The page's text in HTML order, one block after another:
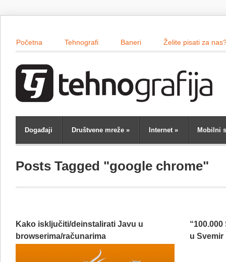
Početna Tehnografi Baneri Želite pisati za
Događaji Društvene mreže » Internet» Mobilni
Posts Tagged "google chrome"
Kako isključiti/deinstalirati Javu u
browserima/računarima
u Svemir